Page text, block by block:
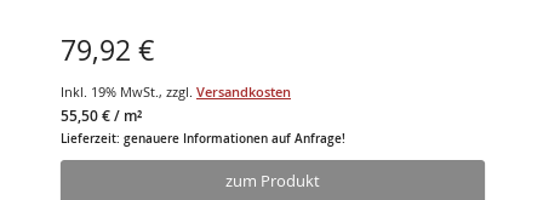
79,92 €
Inkl. 19% MwSt., zzgl. Versandkosten
55,50 €/ m²
Lieferzeit: genauere Informationen auf Anfrage!
zum Produkt